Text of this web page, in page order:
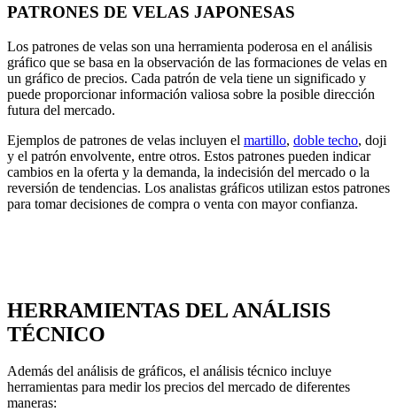
PATRONES DE VELAS JAPONESAS
Los patrones de velas son una herramienta poderosa en el análisis
gráfico que se basa en la observación de las formaciones de velas en
un gráfico de precios. Cada patrón de vela tiene un significado y
puede proporcionar información valiosa sobre la posible dirección
futura del mercado.
Ejemplos de patrones de velas incluyen el martillo, doble techo, doji
y el patrón envolvente, entre otros. Estos patrones pueden indicar
cambios en la oferta y la demanda, la indecisión del mercado o la
reversión de tendencias. Los analistas gráficos utilizan estos patrones
para tomar decisiones de compra o venta con mayor confianza.
HERRAMIENTAS DEL ANÁLISIS
TÉCNICO
Además del análisis de gráficos, el análisis técnico incluye
herramientas para medir los precios del mercado de diferentes
maneras: